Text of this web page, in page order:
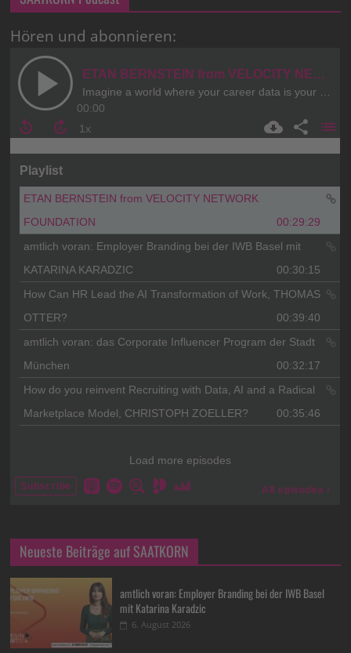
Hören und abonnieren:
Neueste Beiträge auf SAATKORN
amtlich voran: Employer Branding bei der IWB Basel
mit Katarina Karadzic
6. August 2026